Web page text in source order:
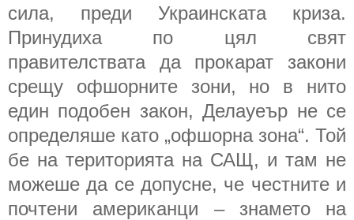
сила, преди Украинската криза.
Принудиха по цял свят
правителствата да прокарат закони
срещу офшорните зони, но в нито
един подобен закон, Делауеър не се
определяше като „офшорна зона“. Той
бе на територията на САЩ, и там не
можеше да се допусне, че честните и
почтени американци – знамето на